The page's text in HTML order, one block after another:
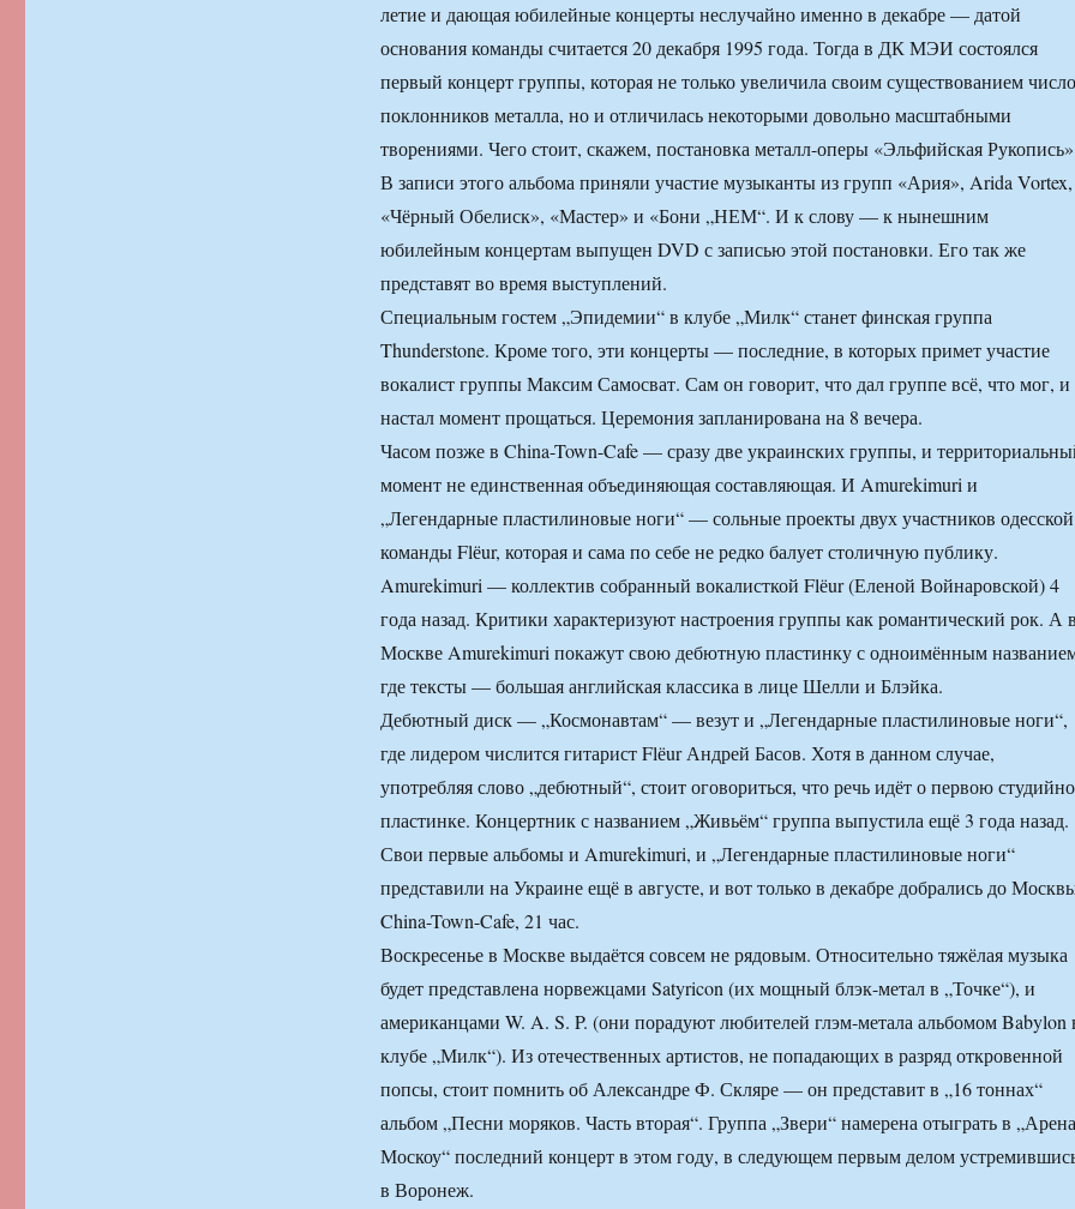
летие и дающая юбилейные концерты неслучайно именно в декабре — датой
основания команды считается 20 декабря 1995 года. Тогда в ДК МЭИ состоялся
первый концерт группы, которая не только увеличила своим существованием число
поклонников металла, но и отличилась некоторыми довольно масштабными
творениями. Чего стоит, скажем, постановка металл-оперы «Эльфийская
В записи этого альбома приняли участие музыканты из групп «Ария», Arida Vortex,
«Чёрный Обелиск», «Мастер» и «Бони „НЕМ“. И к слову — к нынешним
юбилейным концертам выпущен DVD с записью этой постановки. Его так же
представят во время выступлений.
Специальным гостем „Эпидемии“ в клубе „Милк“ станет финская группа
Thunderstone. Кроме того, эти концерты — последние, в которых примет участие
вокалист группы Максим Самосват. Сам он говорит, что дал группе всё, что мог, и
настал момент прощаться. Церемония запланирована на 8 вечера.
Часом позже в China-Town-Cafe — сразу две украинских группы, и
момент не единственная объединяющая составляющая. И Amurekimuri и
„Легендарные пластилиновые ноги“ — сольные проекты двух участников одесской
команды Flёur, которая и сама по себе не редко балует столичную публику.
Amurekimuri — коллектив собранный вокалисткой Flёur (Еленой Войнаровской) 4
года назад. Критики характеризуют настроения группы как романтический рок. А в
Москве Amurekimuri покажут свою дебютную пластинку с одноимённым
где тексты — большая английская классика в лице Шелли и Блэйка.
Дебютный диск — „Космонавтам“ — везут и „Легендарные пластилиновые ноги“,
где лидером числится гитарист Flёur Андрей Басов. Хотя в данном случае,
употребляя слово „дебютный“, стоит оговориться, что речь идёт о первою
пластинке. Концертник с названием „Живьём“ группа выпустила ещё 3 года назад.
Свои первые альбомы и Amurekimuri, и „Легендарные пластилиновые ноги“
представили на Украине ещё в августе, и вот только в декабре добрались до
China-Town-Cafe, 21 час.
Воскресенье в Москве выдаётся совсем не рядовым. Относительно тяжёлая музыка
будет представлена норвежцами Satyricon (их мощный блэк-метал в „Точке“), и
американцами W. A. S. P. (они порадуют любителей глэм-метала альбомом Babylon
клубе „Милк“). Из отечественных артистов, не попадающих в разряд откровенной
попсы, стоит помнить об Александре Ф. Скляре — он представит в „16 тоннах“
альбом „Песни моряков. Часть вторая“. Группа „Звери“ намерена отыграть в „Арена
Москоу“ последний концерт в этом году, в следующем первым делом
в Воронеж.